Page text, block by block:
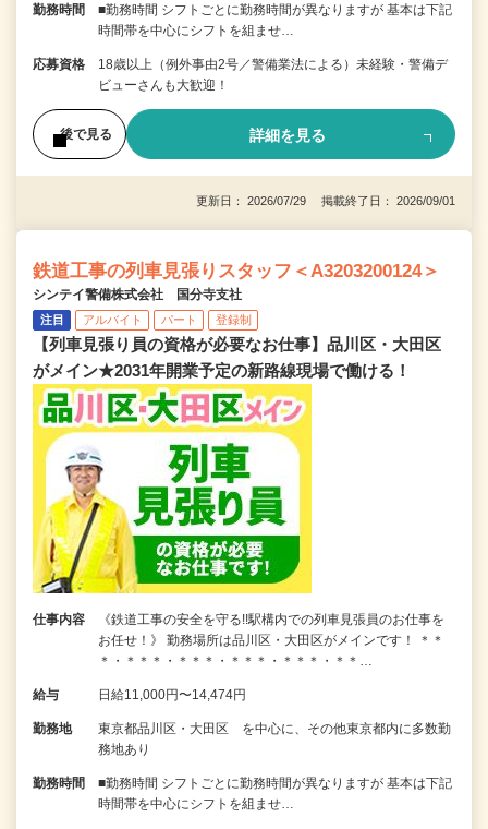
勤務時間
■勤務時間 シフトごとに勤務時間が異なりますが 基本は下記
時間帯を中心にシフトを組ませ…
応募資格
18歳以上（例外事由2号／警備業法による）未経験・警備デ
ビューさんも大歓迎！
後で見る 詳細を見る
更新日： 2026/07/29 掲載終了日： 2026/09/01
鉄道工事の列車見張りスタッフ＜A3203200124＞
シンテイ警備株式会社 国分寺支社
注目 アルバイト パート 登録制
【列車見張り員の資格が必要なお仕事】品川区・大田区
がメイン★2031年開業予定の新路線現場で働ける！
仕事内容
《鉄道工事の安全を守る!!駅構内での列車見張員のお仕事を
お任せ！》 勤務場所は品川区・大田区がメインです！ ＊＊
＊・＊＊＊・＊＊＊・＊＊＊・＊＊＊・＊＊…
給与 日給11,000円〜14,474円
勤務地
東京都品川区・大田区 を中心に、その他東京都内に多数勤
務地あり
勤務時間
■勤務時間 シフトごとに勤務時間が異なりますが 基本は下記
時間帯を中心にシフトを組ませ…